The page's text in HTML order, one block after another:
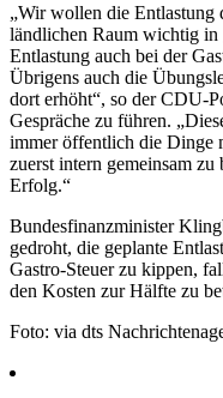
„Wir wollen die Entlastung
ländlichen Raum wichtig
Entlastung auch bei der
Übrigens auch die
dort erhöht“, so der CDU-
Gespräche zu führen.
immer öffentlich die Dinge
zuerst intern gemeinsam
Erfolg.“
Bundesfinanzminister
gedroht, die geplante
Gastro-Steuer zu kippen,
den Kosten zur Hälfte zu
Foto: via dts